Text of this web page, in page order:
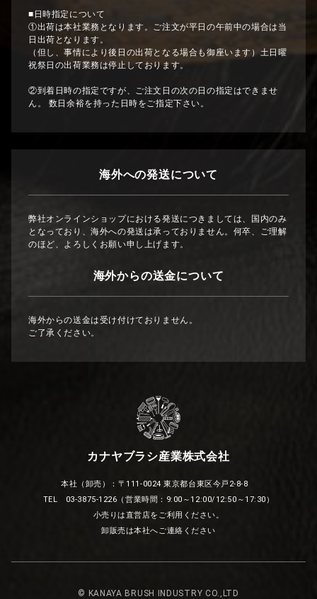
■日時指定について
①出荷は本社業務となります。ご注文が平日の午前中の場合は当
日出荷となります。
（但し、事情により後日の出荷となる場合も御座います）土日曜
祝祭日の出荷業務は停止しております。
②到着日時の指定ですが、ご注文日の次の日の指定はできませ
ん。 数日余裕を持った日時をご指定下さい。
海外への発送について
弊社オンラインショップにおける発送につきましては、国内のみ
となっており、海外への発送は承っておりません。何卒、ご理解
のほど、よろしくお願い申し上げます。
海外からの送金について
海外からの送金は受け付けておりません。
ご了承ください。
カナヤブラシ産業株式会社
本社（卸売）：〒111-0024 東京都台東区今戸2-8-8
TEL 03-3875-1226（営業時間：9:00～12:00/12:50～17:30）
小売りは直営店をご利用ください。
卸販売は本社へご連絡ください
© KANAYA BRUSH INDUSTRY CO.,LTD